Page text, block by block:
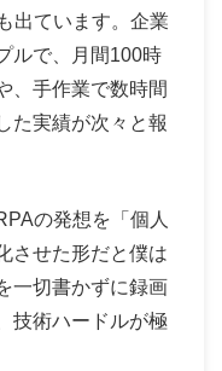
出ています。企業
ルで、月間100時
、手作業で数時間
た実績が次々と報
の発想を「個人
させた形だと僕は
一切書かずに録画
技術ハードルが極